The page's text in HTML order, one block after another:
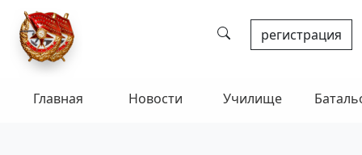
регистрация
Главная Новости Училище